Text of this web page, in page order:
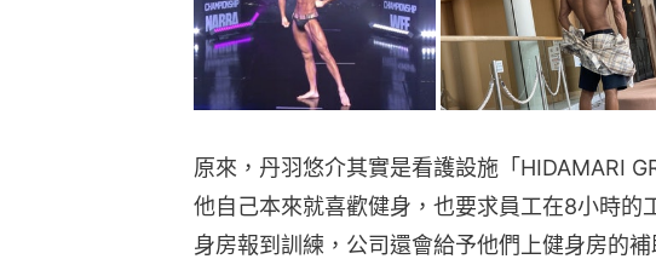
原來，丹羽悠介其實是看護設施「HIDAMARI
他自己本來就喜歡健身，也要求員工在8小時的
身房報到訓練，公司還會給予他們上健身房的